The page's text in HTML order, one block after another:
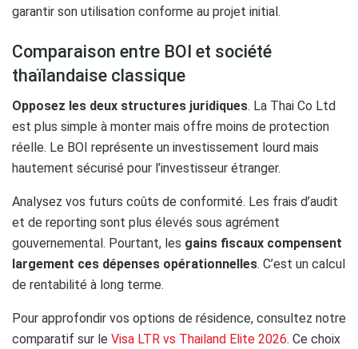
garantir son utilisation conforme au projet initial.
Comparaison entre BOI et société
thaïlandaise classique
Opposez les deux structures juridiques. La Thai Co Ltd
est plus simple à monter mais offre moins de protection
réelle. Le BOI représente un investissement lourd mais
hautement sécurisé pour l’investisseur étranger.
Analysez vos futurs coûts de conformité. Les frais d’audit
et de reporting sont plus élevés sous agrément
gouvernemental. Pourtant, les gains fiscaux compensent
largement ces dépenses opérationnelles. C’est un calcul
de rentabilité à long terme.
Pour approfondir vos options de résidence, consultez notre
comparatif sur le Visa LTR vs Thailand Elite 2026. Ce choix